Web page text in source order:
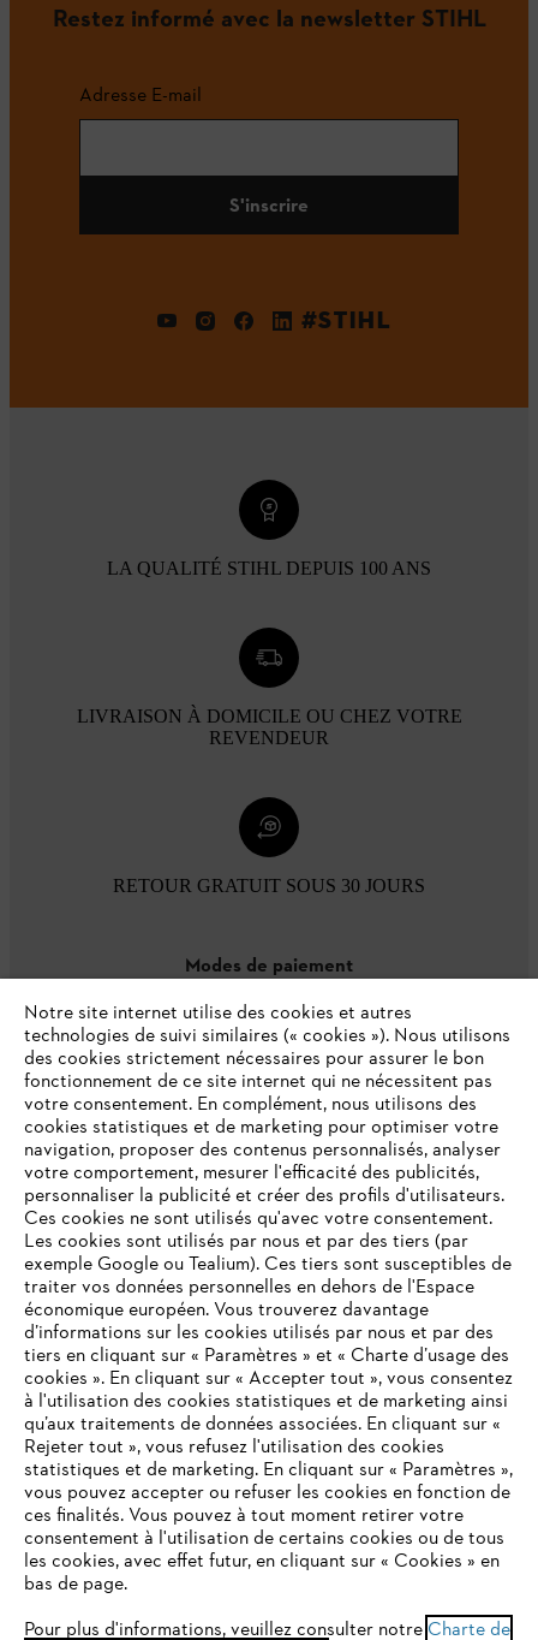
Restez informé avec la newsletter STIHL
Adresse E-mail
S'inscrire
#STIHL
LA QUALITÉ STIHL DEPUIS 100 ANS
LIVRAISON À DOMICILE OU CHEZ VOTRE
REVENDEUR
RETOUR GRATUIT SOUS 30 JOURS
Modes de paiement
L'Entreprise
Questions / Réponses
Service
Conditions Générales de Vente
VOTRE NAVIGATEUR INTERNET
N'EST PLUS PRIS EN CHARGE
Vous utilisez un navigateur Internet que nous ne prenons plus
en charge, et certaines fonctionnalités de notre site ne
peuvent fonctionner correctement. Pour une utilisation
optimale de notre site, nous vous recommandons de passer à
Notre site internet utilise des cookies et autres
technologies de suivi similaires (« cookies »). Nous utilisons
des cookies strictement nécessaires pour assurer le bon
fonctionnement de ce site internet qui ne nécessitent pas
votre consentement. En complément, nous utilisons des
cookies statistiques et de marketing pour optimiser votre
navigation, proposer des contenus personnalisés, analyser
votre comportement, mesurer l'efficacité des publicités,
personnaliser la publicité et créer des profils d'utilisateurs.
Ces cookies ne sont utilisés qu'avec votre consentement.
Les cookies sont utilisés par nous et par des tiers (par
exemple Google ou Tealium). Ces tiers sont susceptibles de
traiter vos données personnelles en dehors de l'Espace
économique européen. Vous trouverez davantage
d’informations sur les cookies utilisés par nous et par des
tiers en cliquant sur « Paramètres » et « Charte d’usage des
cookies ». En cliquant sur « Accepter tout », vous consentez
à l'utilisation des cookies statistiques et de marketing ainsi
qu’aux traitements de données associées. En cliquant sur «
Rejeter tout », vous refusez l'utilisation des cookies
statistiques et de marketing. En cliquant sur « Paramètres »,
vous pouvez accepter ou refuser les cookies en fonction de
ces finalités. Vous pouvez à tout moment retirer votre
consentement à l'utilisation de certains cookies ou de tous
les cookies, avec effet futur, en cliquant sur « Cookies » en
bas de page.
Pour plus d'informations, veuillez consulter notre Charte de